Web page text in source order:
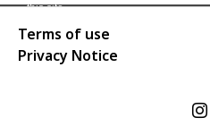
Terms of use
Privacy Notice